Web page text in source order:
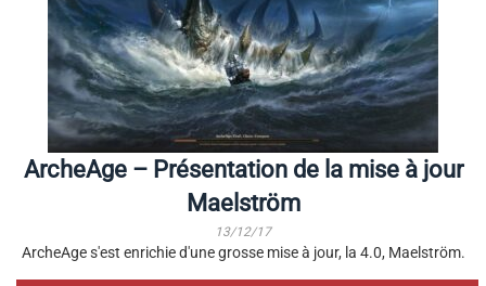
ArcheAge – Présentation de la mise à jour
Maelström
13/12/17
ArcheAge s'est enrichie d'une grosse mise à jour, la 4.0, Maelström.